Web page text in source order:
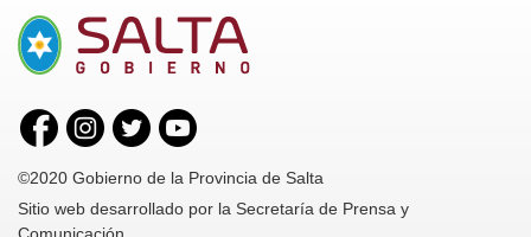
©2020 Gobierno de la Provincia de Salta
Sitio web desarrollado por la Secretaría de Prensa y